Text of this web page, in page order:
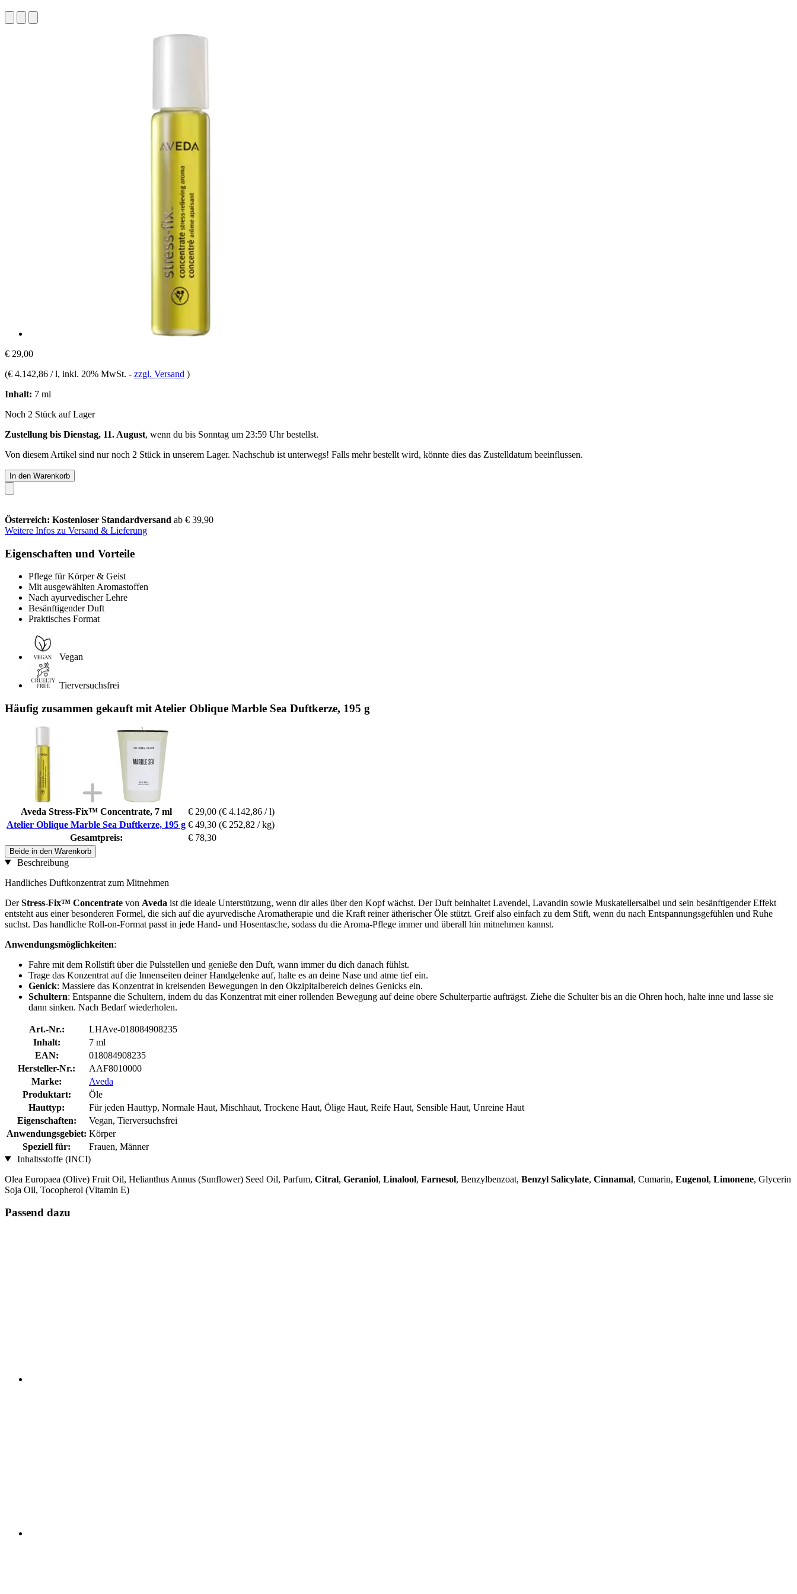
€ 29,00
(€ 4.142,86 / l, inkl. 20% MwSt. - zzgl. Versand )
Inhalt: 7 ml
Noch 2 Stück auf Lager
Zustellung bis Dienstag, 11. August, wenn du bis Sonntag um 23:59 Uhrbestellst.
Von diesem Artikel sind nur noch 2 Stück in unserem Lager. Nachschub ist unterwegs! Falls mehr bestellt wird, könnte dies das Zustelldatum beeinflussen.
In den Warenkorb
Österreich: Kostenloser Standardversand ab € 39,90
Weitere Infos zu Versand & Lieferung
Eigenschaften und Vorteile
Pflege für Körper & Geist
Mit ausgewählten Aromastoffen
Nach ayurvedischer Lehre
Besänftigender Duft
Praktisches Format
Vegan
Tierversuchsfrei
Häufig zusammen gekauft mit Atelier Oblique Marble Sea Duftkerze, 195 g
Aveda Stress-Fix™ Concentrate, 7 ml € 29,00 (€ 4.142,86 / l)
Atelier Oblique Marble Sea Duftkerze, 195 g € 49,30 (€ 252,82 / kg)
Gesamtpreis:
€ 78,30
Beide in den Warenkorb
Beschreibung
Handliches Duftkonzentrat zum Mitnehmen
DerStress-Fix™ Concentrate von Aveda ist die ideale Unterstützung, wenn dir alles über den Kopf wächst. Der Duft beinhaltet Lavendel, Lavandin sowie Muskatellersalbei und sein besänftigender Effekt
entsteht aus einer besonderen Formel, die sich auf die ayurvedische Aromatherapie und die Kraft reiner ätherischer Öle stützt. Greif also einfach zu dem Stift, wenn du nach Entspannungsgefühlen und Ruhe
suchst. Das handliche Roll-on-Format passt in jede Hand- und Hosentasche, sodass du die Aroma-Pflege immer und überall hin mitnehmen kannst.
Anwendungsmöglichkeiten:
Fahre mit dem Rollstift über die Pulsstellen und genieße den Duft, wann immer du dich danach fühlst.
Trage das Konzentrat auf die Innenseiten deiner Handgelenke auf, halte es an deine Nase und atme tief ein.
Genick: Massiere das Konzentrat in kreisenden Bewegungen in den Okzipitalbereich deines Genicks ein.
Schultern: Entspanne die Schultern, indem du das Konzentrat mit einer rollenden Bewegung auf deine obere Schulterpartie aufträgst. Ziehe die Schulter bis an die Ohren hoch, halte inne und lasse sie
dann sinken. Nach Bedarf wiederholen.
Art.-Nr.:
LHAve-018084908235
Inhalt:
7 ml
EAN:
018084908235
Hersteller-Nr.:
AAF8010000
Marke:
Aveda
Produktart:
Öle
Hauttyp:
Für jeden Hauttyp, Normale Haut, Mischhaut, Trockene Haut, Ölige Haut, Reife Haut, Sensible Haut, Unreine Haut
Eigenschaften:
Vegan, Tierversuchsfrei
Anwendungsgebiet: Körper
Speziell für:
Frauen, Männer
Inhaltsstoffe (INCI)
Olea Europaea (Olive) Fruit Oil, Helianthus Annus (Sunflower) Seed Oil, Parfum, Citral, Geraniol, Linalool, Farnesol, Benzylbenzoat, Benzyl Salicylate, Cinnamal, Cumarin, Eugenol, Limonene, Glycerin
Soja Oil, Tocopherol (Vitamin E)
Passend dazu